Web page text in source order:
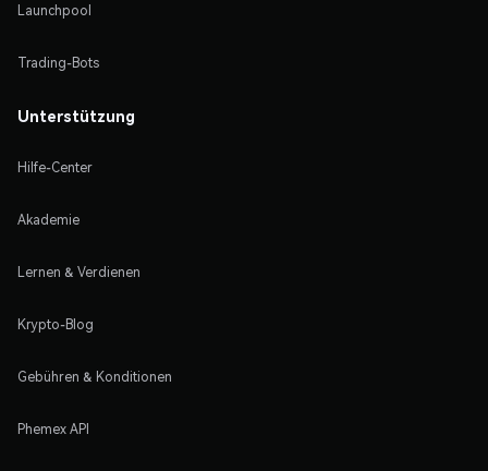
Launchpool
Trading-Bots
Unterstützung
Hilfe-Center
Akademie
Lernen & Verdienen
Krypto-Blog
Gebühren & Konditionen
Phemex API